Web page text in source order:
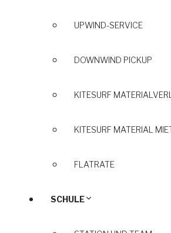
UPWIND-SERVICE
DOWNWIND PICKUP
KITESURF
KITESURF MATERIAL
FLATRATE
SCHULE